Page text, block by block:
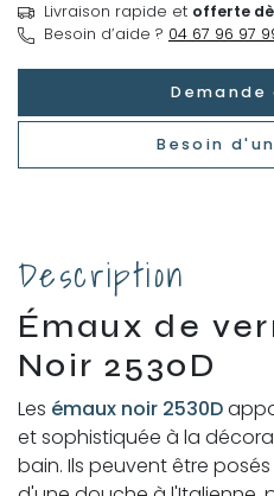
Livraison rapide et offerte
Besoin d’aide ? 04 67 96 97
Demande
Besoin
Description
Émaux de
Noir 2530D
Les émaux noir 2530D
et sophistiquée à la
bain. Ils peuvent être